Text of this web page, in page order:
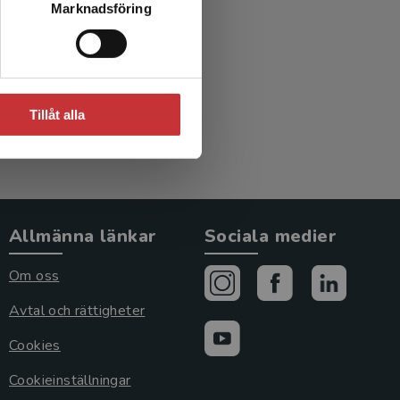
Marknadsföring
Tillåt alla
Allmänna länkar
Om oss
Avtal och rättigheter
Cookies
Cookieinställningar
Sociala medier